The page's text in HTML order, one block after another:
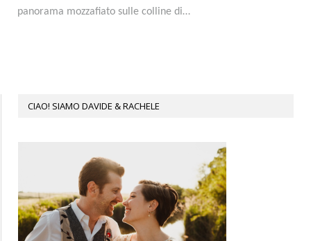
panorama mozzafiato sulle colline di…
CIAO! SIAMO DAVIDE & RACHELE